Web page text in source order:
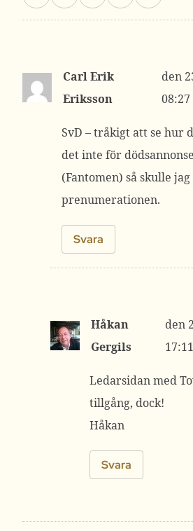
Carl Erik
Eriksson
08:27
SvD – tråkigt att se hur
det inte för
(Fantomen) så skulle jag
prenumerationen.
Svara
Håkan
Gergils
17:11
Ledarsidan med
tillgång, dock!
Håkan
Svara